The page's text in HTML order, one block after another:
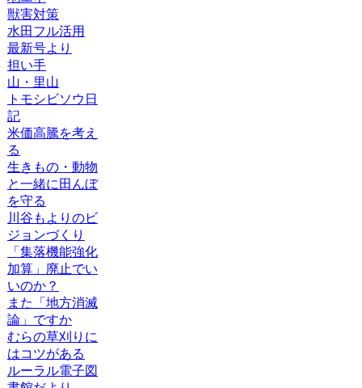
獣害対策
水田フル活用
最新号より
担い手
山・里山
トモシビソウ日
記
米価高騰を考え
る
生きもの・動物
と一緒に田んぼ
を守る
川谷もよりのビ
ジョンづくり
「集落機能強化
加算」廃止でい
いのか？
また「地方消滅
論」ですか
むらの草刈りに
はコツがある
ルーラル電子図